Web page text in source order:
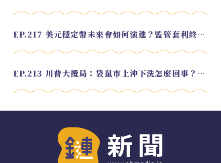
EP.217 美元穩定幣未來會如何演進？監管套利終將收斂？feat. 研究員 余哲安
EP.213 川普大攪局：袋鼠市上沖下洗怎麼回事？feat. Alvin